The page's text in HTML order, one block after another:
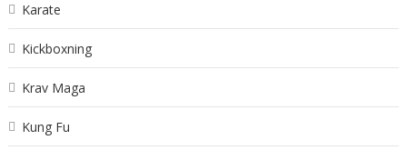
Karate
Kickboxning
Krav Maga
Kung Fu